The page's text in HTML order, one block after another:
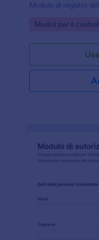
Modulo di registro
Go to Category:
Moduli per il